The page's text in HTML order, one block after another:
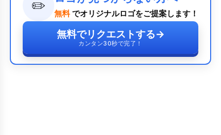
✏️ 無料 でオリジナルロゴをご提案します！
無料でリクエストする→
カンタン30秒で完了！